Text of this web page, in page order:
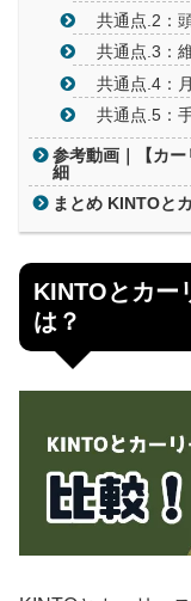
共通点.2：
共通点.3：
共通点.4：
共通点.5：
参考動画｜【カ
細
まとめ KINTOと
KINTOとカー
は？